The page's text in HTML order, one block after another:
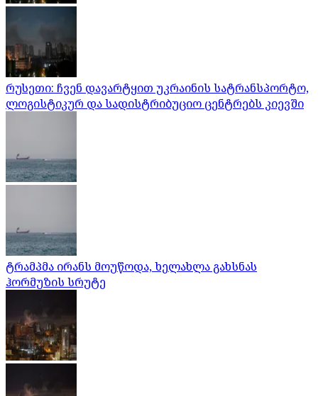
რუსეთი: ჩვენ დავარტყით უკრაინის სატრანსპორტო,
ლოგისტიკურ და სადისტრიბუციო ცენტრებს კიევში
ტრამპმა ირანს მოუწოდა, ხელახლა გახსნას
ჰორმუზის სრუტე